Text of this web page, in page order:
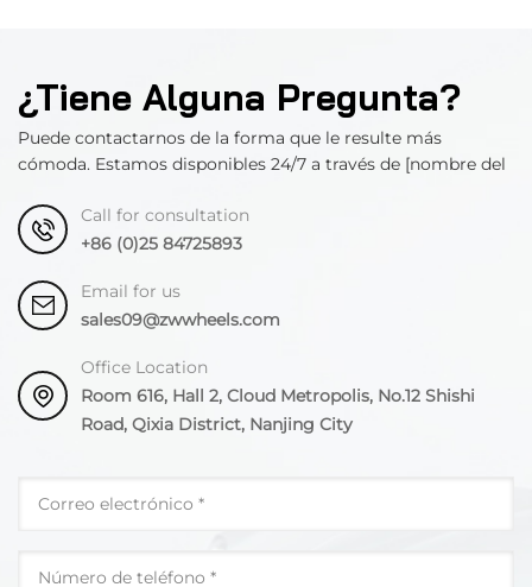
¿Tiene Alguna Pregunta?
Puede contactarnos de la forma que le resulte más
cómoda. Estamos disponibles 24/7 a través de [nombre del
Call for consultation
+86 (0)25 84725893
Email for us
sales09@zwwheels.com
Office Location
Room 616, Hall 2, Cloud Metropolis, No.12 Shishi
Road, Qixia District, Nanjing City